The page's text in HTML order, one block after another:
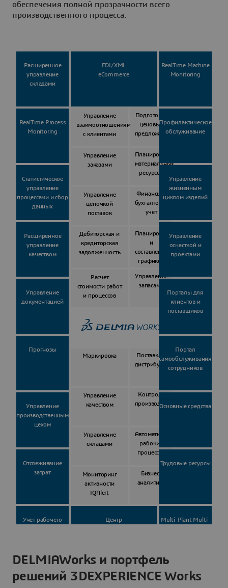
обеспечения полной прозрачности всего
производственного процесса.
DELMIAWorks и портфель
решений 3DEXPERIENCE Works